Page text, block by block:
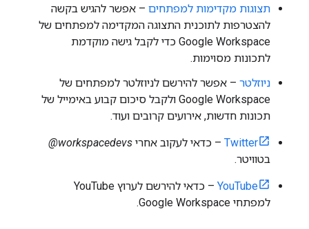
תצוגות מקדימות למפתחים – אפשר להגיש בקשה
להצטרפות לתוכנית התצוגה המקדימה למפתחים של
Google Workspace כדי לקבל גישה מוקדמת
לתכונות מסוימות.
ניוזלטר – אפשר להירשם לניוזלטר למפתחים של
Google Workspace ולקבל סיכום קבוע באימייל של
תכונות חדשות, אירועים קרובים ועוד.
Twitter – כדאי לעקוב אחרי ‎@workspacedevs
בטוויטר.
YouTube
– כדאי להירשם לערוץ YouTube
למפתחי Google Workspace.